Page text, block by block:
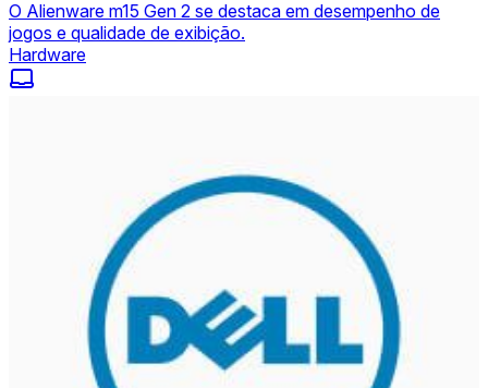
O Alienware m15 Gen 2 se destaca em desempenho de
jogos e qualidade de exibição.
Hardware